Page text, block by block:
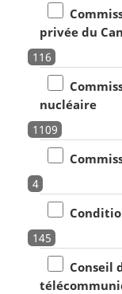
privée du
116
nucléaire
1109
4
145
Conseil